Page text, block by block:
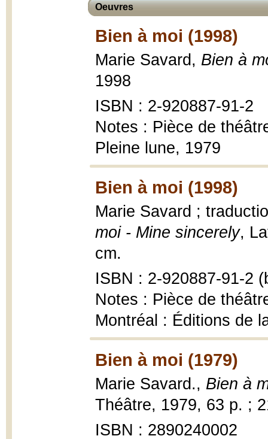
Oeuvres
Bien à moi (1998)
Marie Savard, Bien à
1998
ISBN : 2-920887-91-2
Notes : Pièce de
Pleine lune, 1979
Bien à moi (1998)
Marie Savard ;
moi - Mine sincerely,
cm.
ISBN : 2-920887-91-2
Notes : Pièce de
Montréal : Éditions de
Bien à moi (1979)
Marie Savard., Bien à
Théâtre, 1979, 63 p. ;
ISBN : 2890240002